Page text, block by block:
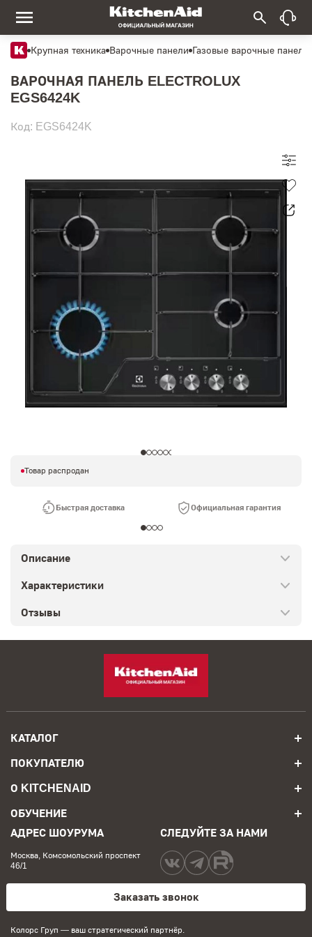
Крупная техника Варочные панели Газовые варочные панели
ВАРОЧНАЯ ПАНЕЛЬ ELECTROLUX
EGS6424K
Код: EGS6424K
Товар распродан
Быстрая доставка Официальная гарантия
Описание
Характеристики
Отзывы
КАТАЛОГ
ПОКУПАТЕЛЮ
О KITCHENAID
ОБУЧЕНИЕ
АДРЕС ШОУРУМА
Москва, Комсомольский проспект
46/1
СЛЕДУЙТЕ ЗА НАМИ
Заказать звонок
Колорс Груп — ваш стратегический партнёр.